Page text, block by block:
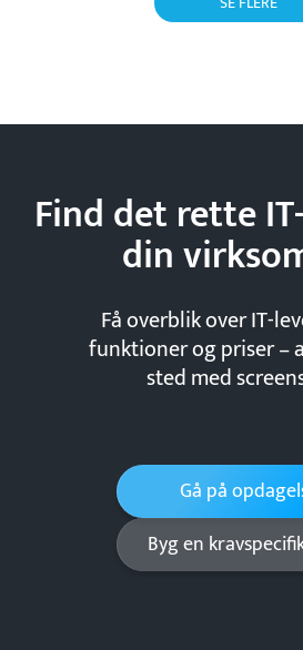
Find det rette
din
Få overblik over IT-
funktioner og priser –
sted med
Gå på
Byg en